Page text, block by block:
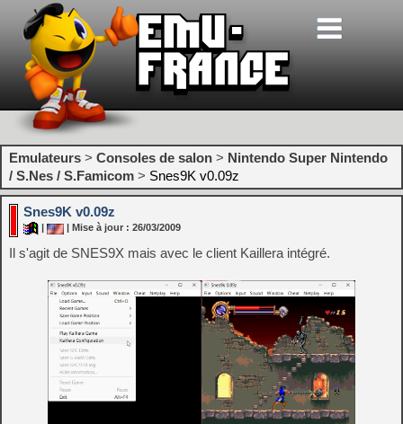
Emulateurs > Consoles de salon > Nintendo Super Nintendo
/ S.Nes / S.Famicom > Snes9K v0.09z
Snes9K v0.09z
| Mise à jour : 26/03/2009
Il s'agit de SNES9X mais avec le client Kaillera intégré.